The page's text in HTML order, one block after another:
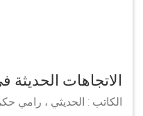
الاتجاهات الحديثة
المبرمجة
الكاتب : الحديثي ، رامي